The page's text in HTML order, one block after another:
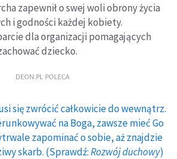
zapewnił o swej woli obrony życia
i godności każdej kobiety.
dla organizacji pomagających
dziecko.
DEON.PL POLECA
się zwrócić całkowicie do wewnątrz.
na Boga, zawsze mieć Go
zapominać o sobie, aż znajdzie
skarb. (Sprawdź:Rozwój duchowy)